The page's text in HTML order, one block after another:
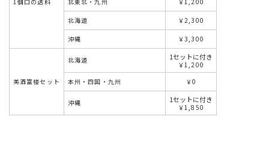
北海道 ￥2,300
沖縄 ￥3,300
美酒富楼セット
北海道 1セットに付き
￥1,200
本州・四国・九州
￥0
沖縄 1セットに付き
￥1,850